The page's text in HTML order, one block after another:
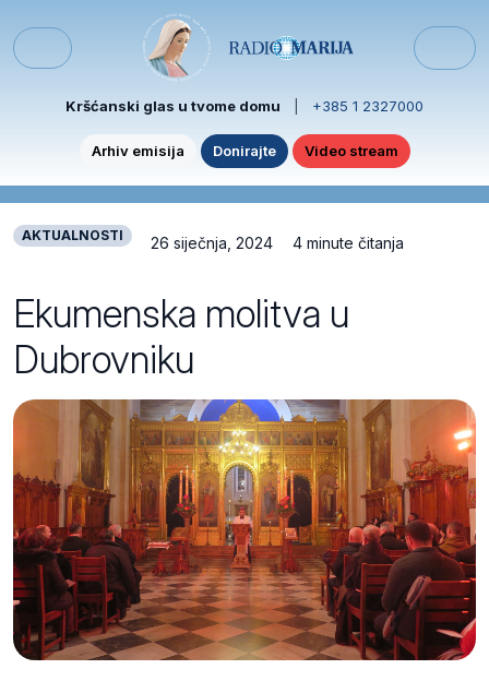
Menu
Kršćanski glas u tvome domu +385 1 2327000
Arhiv emisija Donirajte Video stream
AKTUALNOSTI 26 siječnja, 2024 4 minute čitanja
Ekumenska molitva u
Dubrovniku